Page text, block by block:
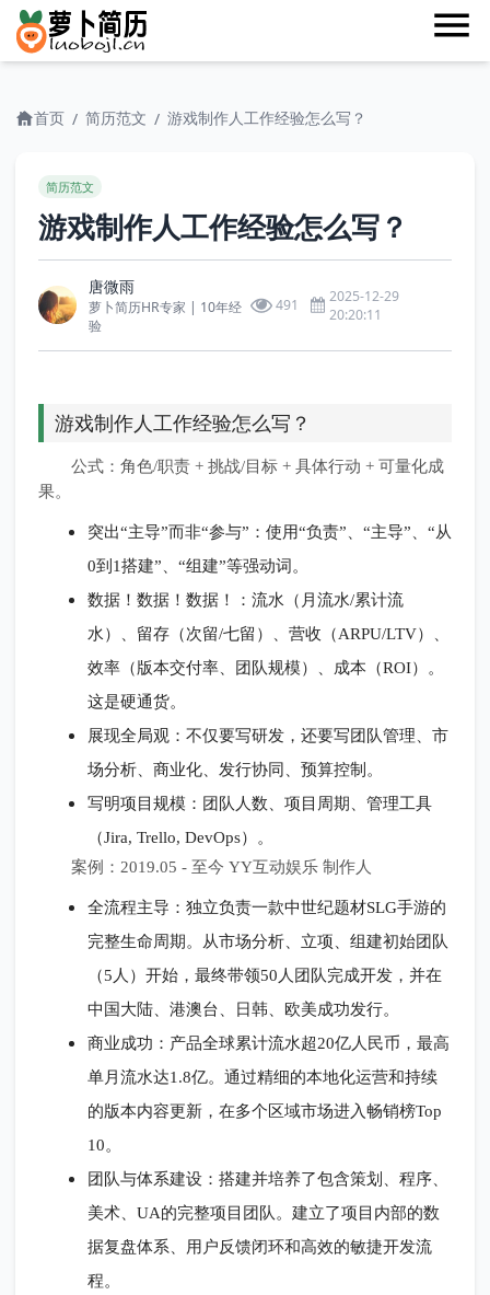
首页 / 简历范文 / 游戏制作人工作经验怎么写？
简历范文
游戏制作人工作经验怎么写？
唐微雨
萝卜简历HR专家 | 10年经
验
491
2025-12-29
20:20:11
游戏制作人工作经验怎么写？
公式：角色/职责 + 挑战/目标 + 具体行动 + 可量化成
果。
突出“主导”而非“参与”：使用“负责”、“主导”、“从
0到1搭建”、“组建”等强动词。
数据！数据！数据！：流水（月流水/累计流
水）、留存（次留/七留）、营收（ARPU/LTV）、
效率（版本交付率、团队规模）、成本（ROI）。
这是硬通货。
展现全局观：不仅要写研发，还要写团队管理、市
场分析、商业化、发行协同、预算控制。
写明项目规模：团队人数、项目周期、管理工具
（Jira, Trello, DevOps）。
案例：2019.05 - 至今 YY互动娱乐 制作人
全流程主导：独立负责一款中世纪题材SLG手游的
完整生命周期。从市场分析、立项、组建初始团队
（5人）开始，最终带领50人团队完成开发，并在
中国大陆、港澳台、日韩、欧美成功发行。
商业成功：产品全球累计流水超20亿人民币，最高
单月流水达1.8亿。通过精细的本地化运营和持续
的版本内容更新，在多个区域市场进入畅销榜Top
10。
团队与体系建设：搭建并培养了包含策划、程序、
美术、UA的完整项目团队。建立了项目内部的数
据复盘体系、用户反馈闭环和高效的敏捷开发流
程。